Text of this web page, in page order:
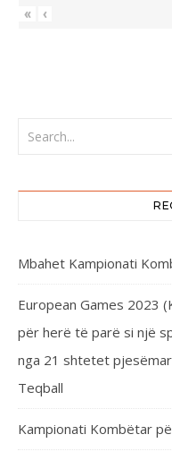
« ‹
Mbahet Kampionati
European Games 2023
për herë të parë si një
nga 21 shtetet
Teqball
Kampionati Kombëtar